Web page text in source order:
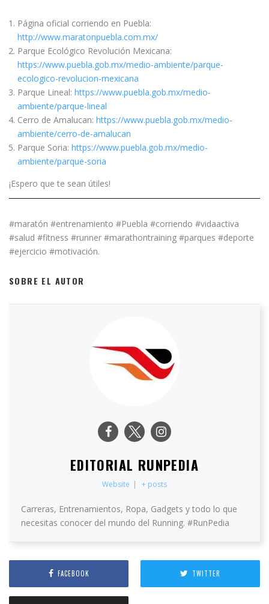
Página oficial corriendo en Puebla:
http://www.maratonpuebla.com.mx/
Parque Ecológico Revolución Mexicana:
https://www.puebla.gob.mx/medio-ambiente/parque-
ecologico-revolucion-mexicana
Parque Lineal: https://www.puebla.gob.mx/medio-
ambiente/parque-lineal
Cerro de Amalucan: https://www.puebla.gob.mx/medio-
ambiente/cerro-de-amalucan
Parque Soria: https://www.puebla.gob.mx/medio-
ambiente/parque-soria
¡Espero que te sean útiles!
#maratón #entrenamiento #Puebla #corriendo #vidaactiva
#salud #fitness #runner #marathontraining #parques #deporte
#ejercicio #motivación.
SOBRE EL AUTOR
EDITORIAL RUNPEDIA
Website | + posts
Carreras, Entrenamientos, Ropa, Gadgets y todo lo que
necesitas conocer del mundo del Running. #RunPedia
FACEBOOK TWITTER